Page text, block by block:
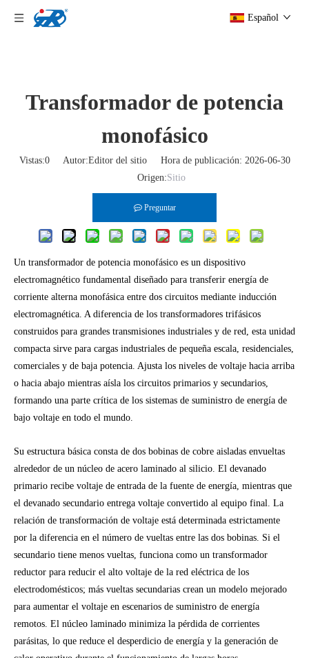
Español
Transformador de potencia
monofásico
Vistas:0Autor:Editor del sitio Hora de publicación: 2026-06-30
Origen:Sitio
Preguntar
Un transformador de potencia monofásico es un dispositivo
electromagnético fundamental diseñado para transferir energía de
corriente alterna monofásica entre dos circuitos mediante inducción
electromagnética. A diferencia de los transformadores trifásicos
construidos para grandes transmisiones industriales y de red, esta unidad
compacta sirve para cargas industriales de pequeña escala, residenciales,
comerciales y de baja potencia. Ajusta los niveles de voltaje hacia arriba
o hacia abajo mientras aísla los circuitos primarios y secundarios,
formando una parte crítica de los sistemas de suministro de energía de
bajo voltaje en todo el mundo.
Su estructura básica consta de dos bobinas de cobre aisladas envueltas
alrededor de un núcleo de acero laminado al silicio. El devanado
primario recibe voltaje de entrada de la fuente de energía, mientras que
el devanado secundario entrega voltaje convertido al equipo final. La
relación de transformación de voltaje está determinada estrictamente
por la diferencia en el número de vueltas entre las dos bobinas. Si el
secundario tiene menos vueltas, funciona como un transformador
reductor para reducir el alto voltaje de la red eléctrica de los
electrodomésticos; más vueltas secundarias crean un modelo mejorado
para aumentar el voltaje en escenarios de suministro de energía
remotos. El núcleo laminado minimiza la pérdida de corrientes
parásitas, lo que reduce el desperdicio de energía y la generación de